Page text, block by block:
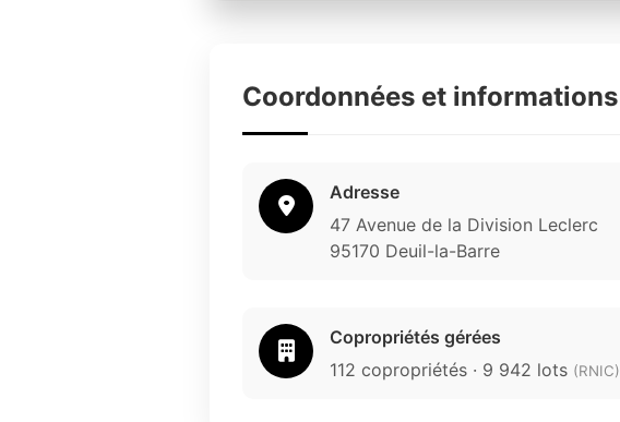
Coordonnées et informations
Adresse
47 Avenue de la Division Leclerc
95170 Deuil-la-Barre
Copropriétés gérées
112 copropriétés · 9 942 lots (RNIC)